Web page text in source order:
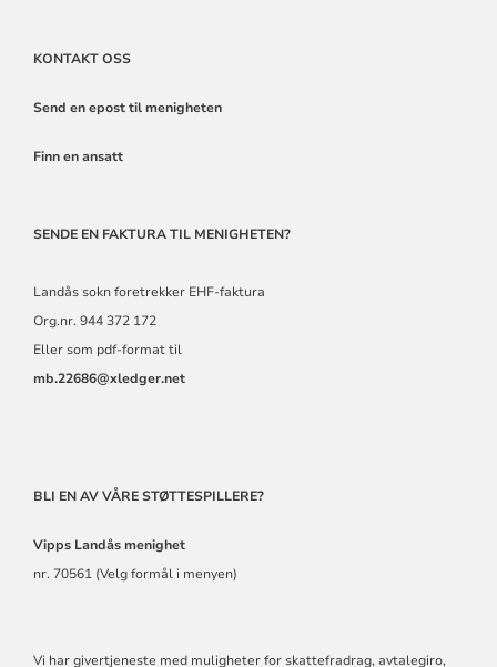
KONTAKT OSS
Send en epost til menigheten
Finn en ansatt
SENDE EN FAKTURA TIL MENIGHETEN?
Landås sokn foretrekker EHF-faktura
Org.nr. 944 372 172
Eller som pdf-format til
mb.22686@xledger.net
BLI EN AV VÅRE STØTTESPILLERE?
Vipps Landåsmenighet
nr. 70561 (Velg formål i menyen)
Vi har givertjeneste med muligheter for skattefradrag, avtalegiro,